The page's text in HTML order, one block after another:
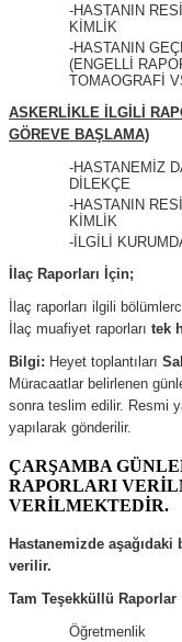
-HASTANIN
KİMLİK
-HASTANIN
(ENGELLİ
TOMAOGRAFİ
ASKERLİKLE İLGİLİ
GÖREVE BAŞLAMA)
-HASTANEMİZ
DİLEKÇE
-HASTANIN
KİMLİK
-İLGİLİ
İlaç Raporları İçin;
İlaç raporları ilgili
İlaç muafiyet raporları tek
Bilgi: Heyet toplantıları
Müracaatlar belirlenen
sonra teslim edilir. Resmi
yapılarak gönderilir.
ÇARŞAMBA
RAPORLARI
VERİLMEKTEDİR.
Hastanemizde
verilir.
Tam Teşekküllü Raporlar
Öğretmenlik